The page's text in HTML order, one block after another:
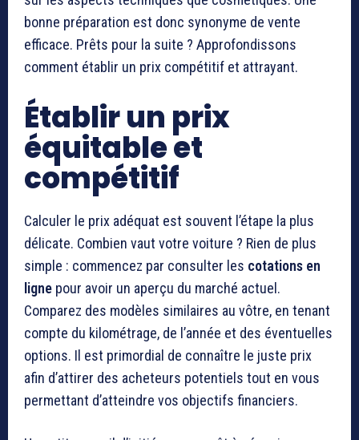
bonne préparation est donc synonyme de vente
efficace. Prêts pour la suite ? Approfondissons
comment établir un prix compétitif et attrayant.
Établir un prix
équitable et
compétitif
Calculer le prix adéquat est souvent l’étape la plus
délicate. Combien vaut votre voiture ? Rien de plus
simple : commencez par consulter les cotations en
ligne pour avoir un aperçu du marché actuel.
Comparez des modèles similaires au vôtre, en tenant
compte du kilométrage, de l’année et des éventuelles
options. Il est primordial de connaître le juste prix
afin d’attirer des acheteurs potentiels tout en vous
permettant d’atteindre vos objectifs financiers.